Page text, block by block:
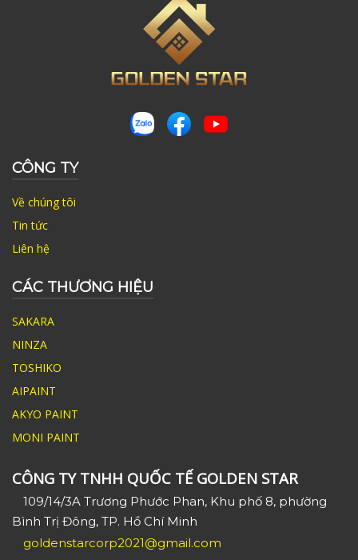
CÔNG TY
Về chúng tôi
Tin tức
Liên hệ
CÁC THƯƠNG HIỆU
SAKARA
NINZA
TOSHIKO
AIPAINT
AKYO PAINT
MONI PAINT
CÔNG TY TNHH QUỐC TẾ GOLDEN STAR
109/14/3A Trương Phước Phan, Khu phố 8, phường
Bình Trị Đông, TP. Hồ Chí Minh
goldenstarcorp2021@gmail.com